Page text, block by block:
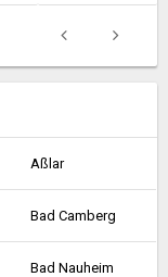
Aßlar
Bad Camberg
Bad Nauheim